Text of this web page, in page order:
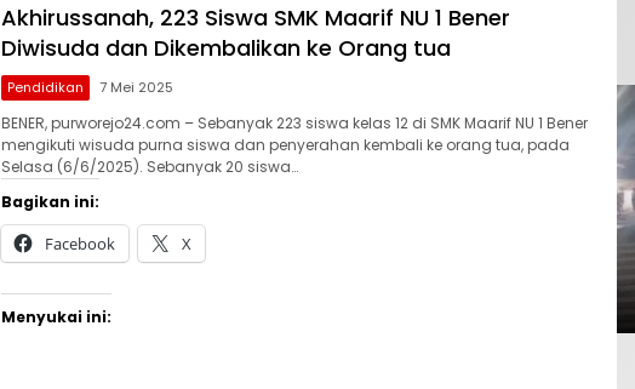
Akhirussanah, 223 Siswa SMK Maarif NU 1 Bener
Diwisuda dan Dikembalikan ke Orang tua
Pendidikan 7 Mei 2025
BENER, purworejo24.com – Sebanyak 223 siswa kelas 12 di SMK Maarif NU 1 Bener
mengikuti wisuda purna siswa dan penyerahan kembali ke orang tua, pada
Selasa (6/6/2025). Sebanyak 20 siswa…
Bagikan ini:
Facebook X
Menyukai ini: